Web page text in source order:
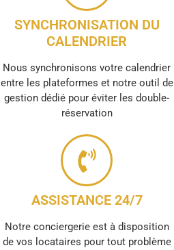
SYNCHRONISATION DU
CALENDRIER
Nous synchronisons votre calendrier
entre les plateformes et notre outil de
gestion dédié pour éviter les double-
réservation
ASSISTANCE 24/7
Notre conciergerie est à disposition
de vos locataires pour tout problème